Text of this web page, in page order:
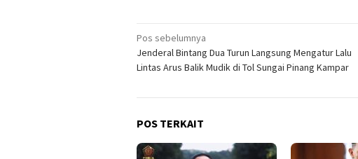
Navigasi
pos
Pos sebelumnya
Jenderal Bintang Dua Turun Langsung Mengatur Lalu
Lintas Arus Balik Mudik di Tol Sungai Pinang Kampar
POS TERKAIT